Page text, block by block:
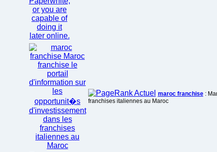
maroc franchise:
franchises italiennes au Maroc